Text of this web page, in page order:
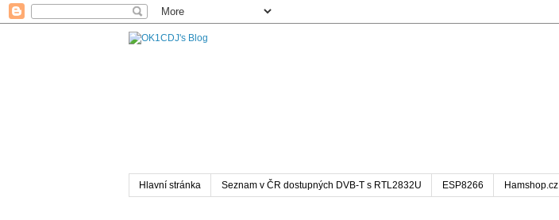
Hlavní stránka Seznam v ČR dostupných DVB-T s RTL2832U ESP8266 Hamshop.cz